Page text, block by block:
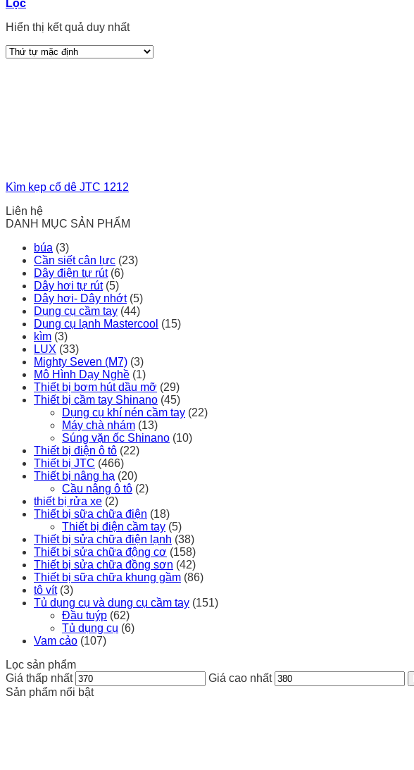
Lọc
Hiển thị kết quả duy nhất
Kìm kẹp cổ dê JTC 1212
Liên hệ
DANH MỤC SẢN PHẨM
búa (3)
Cần siết cân lực (23)
Dây điện tự rút (6)
Dây hơi tự rút (5)
Dây hơi- Dây nhớt (5)
Dụng cụ cầm tay (44)
Dụng cụ lạnh Mastercool (15)
kìm (3)
LUX (33)
Mighty Seven (M7) (3)
Mô Hình Dạy Nghề (1)
Thiết bị bơm hút dầu mỡ (29)
Thiết bị cầm tay Shinano (45)
Dụng cụ khí nén cầm tay (22)
Máy chà nhám (13)
Súng vặn ốc Shinano (10)
Thiết bị điện ô tô (22)
Thiết bị JTC (466)
Thiết bị nâng hạ (20)
Cầu nâng ô tô (2)
thiết bị rửa xe (2)
Thiết bị sữa chữa điện (18)
Thiết bị điện cầm tay (5)
Thiết bị sửa chữa điện lạnh (38)
Thiết bị sửa chữa động cơ (158)
Thiết bị sửa chữa đồng sơn (42)
Thiết bị sữa chữa khung gầm (86)
tô vít (3)
Tủ dụng cụ và dụng cụ cầm tay (151)
Đầu tuýp (62)
Tủ dụng cụ (6)
Vam cảo (107)
Lọc sản phẩm
Giá thấp nhất
Giá cao nhất
Sản phẩm nổi bật